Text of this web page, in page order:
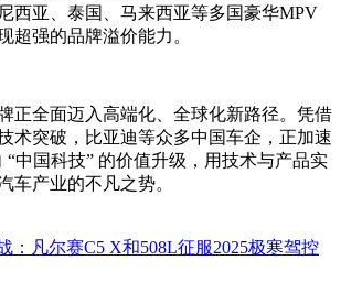
西亚、泰国、马来西亚等多国豪华MPV
超强的品牌溢价能力。
正全面迈入高端化、全球化新路径。凭借
术突破，比亚迪等众多中国车企，正加速
“中国科技” 的价值升级，用技术与产品实
车产业的不凡之势。
：凡尔赛C5 X和508L征服2025极寒驾控